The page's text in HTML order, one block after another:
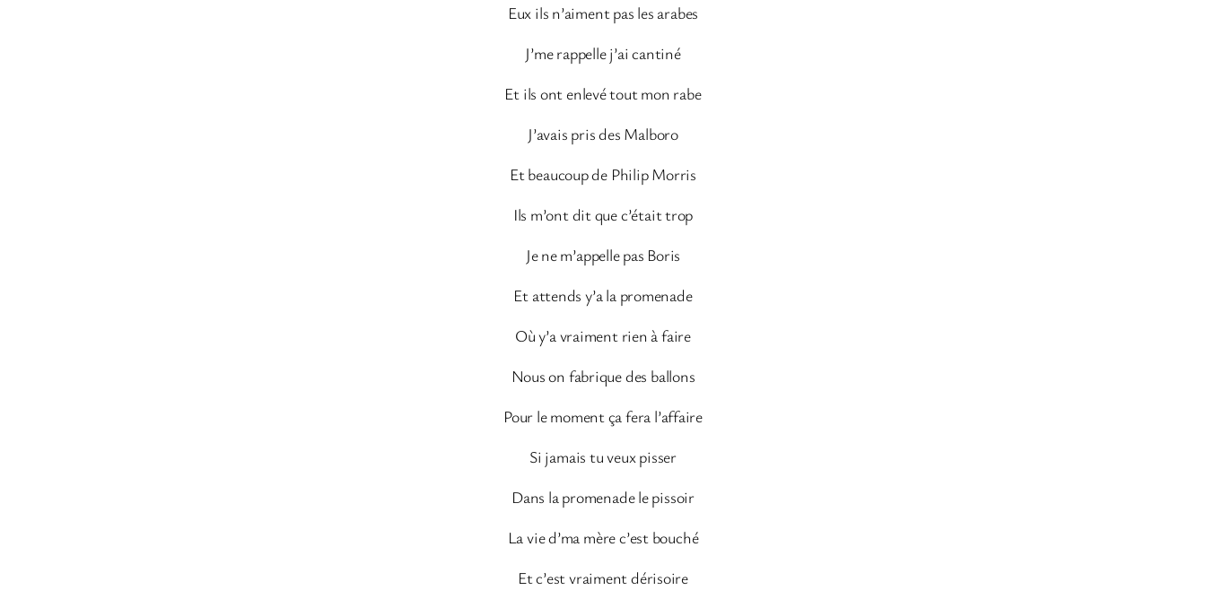
Eux ils n’aiment pas les arabes
J’me rappelle j’ai cantiné
Et ils ont enlevé tout mon rabe
J’avais pris des Malboro
Et beaucoup de Philip Morris
Ils m’ont dit que c’était trop
Je ne m’appelle pas Boris
Et attends y’a la promenade
Où y’a vraiment rien à faire
Nous on fabrique des ballons
Pour le moment ça fera l’affaire
Si jamais tu veux pisser
Dans la promenade le pissoir
La vie d’ma mère c’est bouché
Et c’est vraiment dérisoire